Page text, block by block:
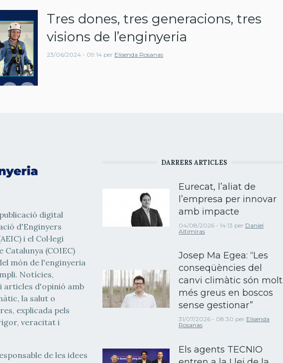
Tres dones, tres generacions, tres
visions de l’enginyeria
23/06/2024 - 09:14 per Elisenda Rosanas
digital
d'Enginyers
i el Col·legi
(COIEC)
món de l'enginyeria
Notícies,
articles d'opinió amb
la salut o
explicada pels
veracitat i
de les idees
DARRERS ARTICLES
Eurecat, l’aliat de
l’empresa per innovar
amb impacte
04/08/2026 - 14:13 per Daniel
Altimiras
Josep Ma Egea: “Les
conseqüències del
canvi climàtic són molt
més greus en boscos
sense gestionar”
31/07/2026 - 08:30 per Elisenda
Rosanas
Els agents TECNIO